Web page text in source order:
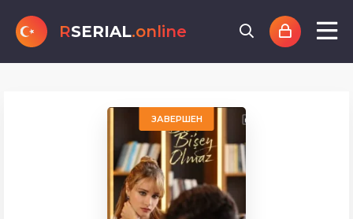
RSERIAL.online
ЗАВЕРШЕН